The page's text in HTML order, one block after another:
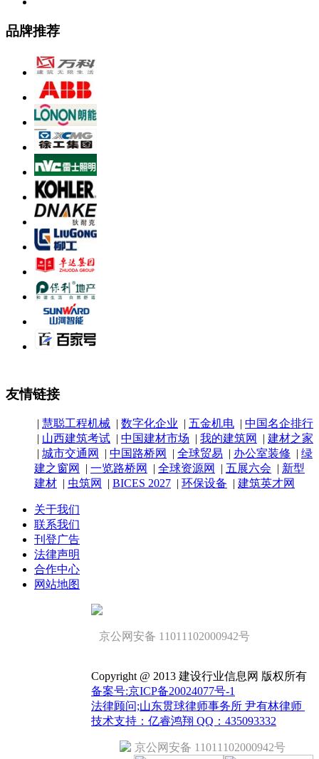
品牌推荐
友情链接
| 慧聪工程机械 | 数字化企业 | 五金机电 | 中国名企排行
| 山西建筑考试 | 中国建材市场 | 我的建筑网 | 建材之家
| 城市交通网 | 中国路桥网 | 全球贸易 | 办公室装修 | 绿
建之窗网
| 一览路桥网 | 全球资源网 | 五展六会 | 新型
建材 | 虫筑网 | BICES 2027 | 环保设备 | 建筑英才网
关于我们
联系我们
刊登广告
法律声明
合作中心
网站地图
京公网安备 11011102000942号
Copyright @ 2013 建设行业信息网 版权所有
备案号:京ICP备20024077号-1
法律顾问;山东贯球律师事务所 尹有林律师
技术支持：亿睿鸿翔 QQ：435093332
京公网安备 11011102000942号